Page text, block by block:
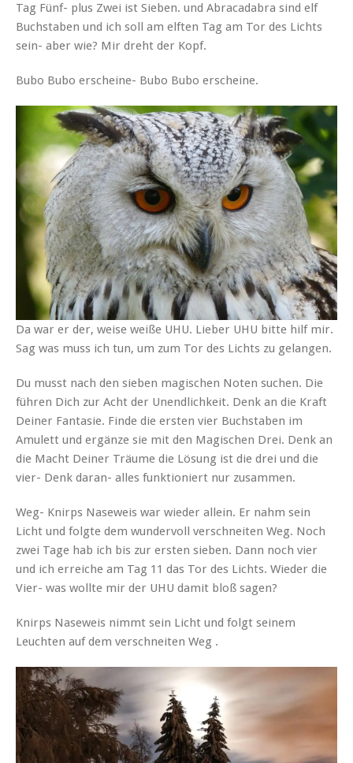
Tag Fünf- plus Zwei ist Sieben. und Abracadabra sind elf
Buchstaben und ich soll am elften Tag am Tor des Lichts
sein- aber wie? Mir dreht der Kopf.
Bubo Bubo erscheine- Bubo Bubo erscheine.
Da war er der, weise weiße UHU. Lieber UHU bitte hilf mir.
Sag was muss ich tun, um zum Tor des Lichts zu gelangen.
Du musst nach den sieben magischen Noten suchen. Die
führen Dich zur Acht der Unendlichkeit. Denk an die Kraft
Deiner Fantasie. Finde die ersten vier Buchstaben im
Amulett und ergänze sie mit den Magischen Drei. Denk an
die Macht Deiner Träume die Lösung ist die drei und die
vier- Denk daran- alles funktioniert nur zusammen.
Weg- Knirps Naseweis war wieder allein. Er nahm sein
Licht und folgte dem wundervoll verschneiten Weg. Noch
zwei Tage hab ich bis zur ersten sieben. Dann noch vier
und ich erreiche am Tag 11 das Tor des Lichts. Wieder die
Vier- was wollte mir der UHU damit bloß sagen?
Knirps Naseweis nimmt sein Licht und folgt seinem
Leuchten auf dem verschneiten Weg .